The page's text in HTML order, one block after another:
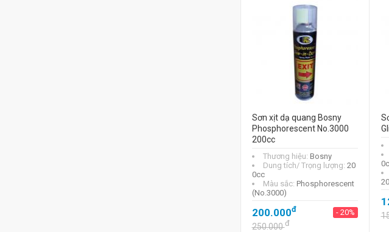
Sơn xịt dạ quang Bosny
Phosphorescent No.3000
200cc
Thương hiệu: Bosny
Dung tích/ Trọng lượng: 20
0cc
Màu sắc: Phosphorescent
(No.3000)
200.000đ - 20%
250.000đ